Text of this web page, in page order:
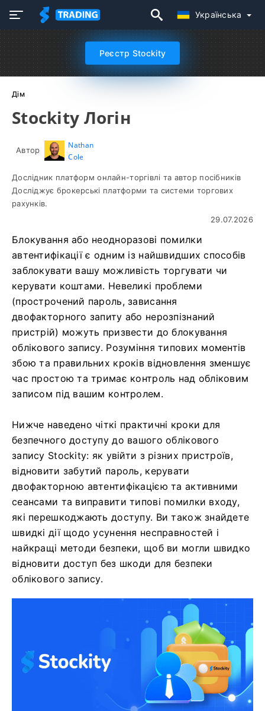
Українська
Реєстр Stockity
Дім
Stockity Логін
Автор
Nathan
Cole
Дослідник платформ онлайн-торгівлі та автор посібників
Досліджує брокерські платформи та системи торгових
рахунків.
29.07.2026
Блокування або неодноразові помилки
автентифікації є одним із найшвидших способів
заблокувати вашу можливість торгувати чи
керувати коштами. Невеликі проблеми
(прострочений пароль, зависання
двофакторного запиту або нерозпізнаний
пристрій) можуть призвести до блокування
облікового запису. Розуміння типових моментів
збою та правильних кроків відновлення зменшує
час простою та тримає контроль над обліковим
записом під вашим контролем.
Нижче наведено чіткі практичні кроки для
безпечного доступу до вашого облікового
запису Stockity: як увійти з різних пристроїв,
відновити забутий пароль, керувати
двофакторною автентифікацією та активними
сеансами та виправити типові помилки входу,
які перешкоджають доступу. Ви також знайдете
швидкі дії щодо усунення несправностей і
найкращі методи безпеки, щоб ви могли швидко
відновити доступ без шкоди для безпеки
облікового запису.